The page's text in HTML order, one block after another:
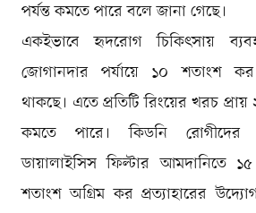
পর্যন্ত কমতে পারে বলে জানা গেছে।
একইভাবে হৃদরোগ চিকিৎসায়
জোগানদার পর্যায়ে ১০ শতাংশ কর
থাকছে। এতে প্রতিটি রিংয়ের খরচ প্রায়
কমতে পারে। কিডনি রোগীদের
ডায়ালাইসিস ফিল্টার আমদানিতে
শতাংশ অগ্রিম কর প্রত্যাহারের